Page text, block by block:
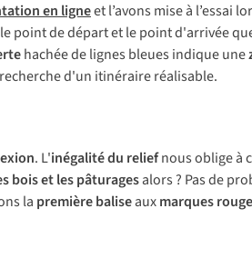
en ligneet l’avons mise à l’essai
point de départ et le point d'arrivée
hachée de lignes bleues indique une
d'un itinéraire réalisable.
. L'inégalité du reliefnous oblige à
bois et les pâturagesalors ? Pas de
la première baliseauxmarques